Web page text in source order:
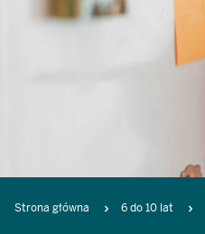
Breadcrumb
Strona główna 6 do 10 lat